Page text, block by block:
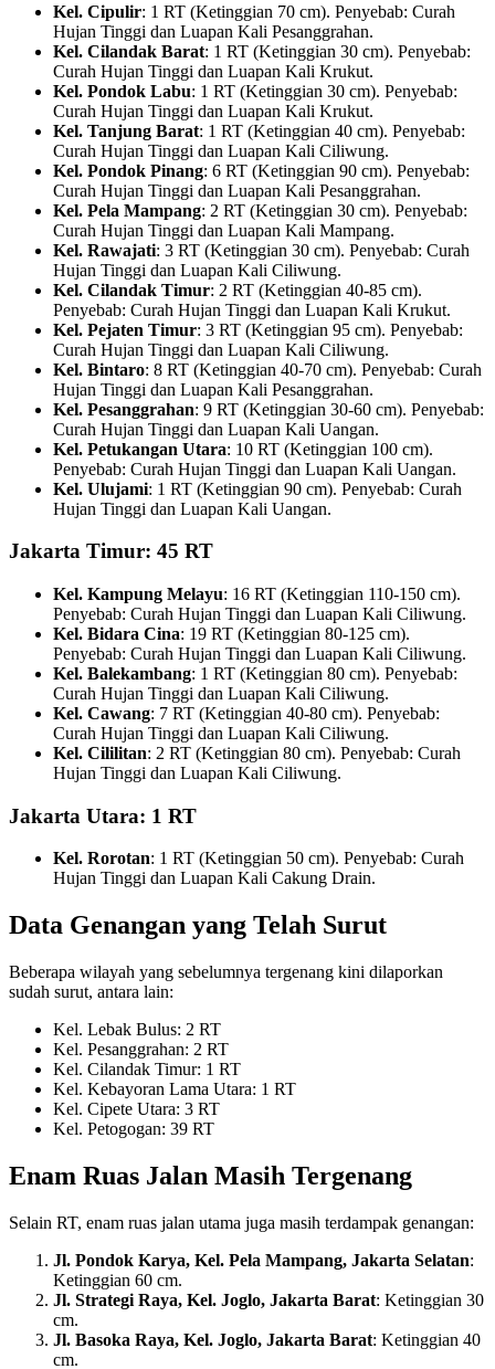
Kel. Cipulir: 1 RT (Ketinggian 70 cm). Penyebab: Curah
Hujan Tinggi dan Luapan Kali Pesanggrahan.
Kel. Cilandak Barat: 1 RT (Ketinggian 30 cm). Penyebab:
Curah Hujan Tinggi dan Luapan Kali Krukut.
Kel. Pondok Labu: 1 RT (Ketinggian 30 cm). Penyebab:
Curah Hujan Tinggi dan Luapan Kali Krukut.
Kel. Tanjung Barat: 1 RT (Ketinggian 40 cm). Penyebab:
Curah Hujan Tinggi dan Luapan Kali Ciliwung.
Kel. Pondok Pinang: 6 RT (Ketinggian 90 cm). Penyebab:
Curah Hujan Tinggi dan Luapan Kali Pesanggrahan.
Kel. Pela Mampang: 2 RT (Ketinggian 30 cm). Penyebab:
Curah Hujan Tinggi dan Luapan Kali Mampang.
Kel. Rawajati: 3 RT (Ketinggian 30 cm). Penyebab: Curah
Hujan Tinggi dan Luapan Kali Ciliwung.
Kel. Cilandak Timur: 2 RT (Ketinggian 40-85 cm).
Penyebab: Curah Hujan Tinggi dan Luapan Kali Krukut.
Kel. Pejaten Timur: 3 RT (Ketinggian 95 cm). Penyebab:
Curah Hujan Tinggi dan Luapan Kali Ciliwung.
Kel. Bintaro: 8 RT (Ketinggian 40-70 cm). Penyebab: Curah
Hujan Tinggi dan Luapan Kali Pesanggrahan.
Kel. Pesanggrahan: 9 RT (Ketinggian 30-60 cm). Penyebab:
Curah Hujan Tinggi dan Luapan Kali Uangan.
Kel. Petukangan Utara: 10 RT (Ketinggian 100 cm).
Penyebab: Curah Hujan Tinggi dan Luapan Kali Uangan.
Kel. Ulujami: 1 RT (Ketinggian 90 cm). Penyebab: Curah
Hujan Tinggi dan Luapan Kali Uangan.
Jakarta Timur: 45 RT
Kel. Kampung Melayu: 16 RT (Ketinggian 110-150 cm).
Penyebab: Curah Hujan Tinggi dan Luapan Kali Ciliwung.
Kel. Bidara Cina: 19 RT (Ketinggian 80-125 cm).
Penyebab: Curah Hujan Tinggi dan Luapan Kali Ciliwung.
Kel. Balekambang: 1 RT (Ketinggian 80 cm). Penyebab:
Curah Hujan Tinggi dan Luapan Kali Ciliwung.
Kel. Cawang: 7 RT (Ketinggian 40-80 cm). Penyebab:
Curah Hujan Tinggi dan Luapan Kali Ciliwung.
Kel. Cililitan: 2 RT (Ketinggian 80 cm). Penyebab: Curah
Hujan Tinggi dan Luapan Kali Ciliwung.
Jakarta Utara: 1 RT
Kel. Rorotan: 1 RT (Ketinggian 50 cm). Penyebab: Curah
Hujan Tinggi dan Luapan Kali Cakung Drain.
Data Genangan yang Telah Surut
Beberapa wilayah yang sebelumnya tergenang kini dilaporkan
sudah surut, antara lain:
Kel. Lebak Bulus: 2 RT
Kel. Pesanggrahan: 2 RT
Kel. Cilandak Timur: 1 RT
Kel. Kebayoran Lama Utara: 1 RT
Kel. Cipete Utara: 3 RT
Kel. Petogogan: 39 RT
Enam Ruas Jalan Masih Tergenang
Selain RT, enam ruas jalan utama juga masih terdampak genangan:
Jl. Pondok Karya, Kel. Pela Mampang, Jakarta Selatan:
Ketinggian 60 cm.
Jl. Strategi Raya, Kel. Joglo, Jakarta Barat: Ketinggian 30
cm.
Jl. Basoka Raya, Kel. Joglo, Jakarta Barat: Ketinggian 40
cm.